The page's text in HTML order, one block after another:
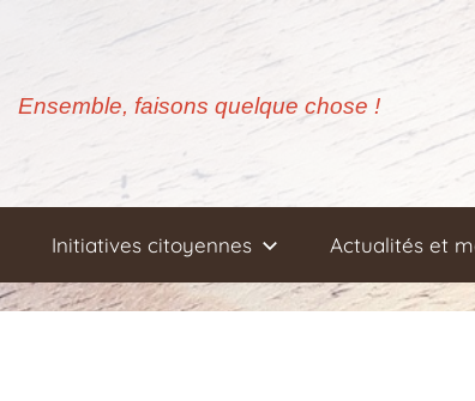
Ensemble, faisons quelque chose !
Initiatives citoyennes Actualités et